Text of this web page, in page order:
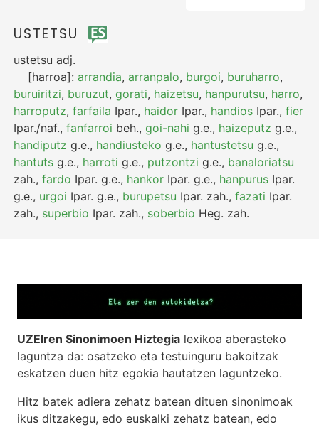
USTETSU
ustetsu adj.
[harroa]:arrandia,arranpalo, burgoi, buruharro,
buruiritzi, buruzut,gorati, haizetsu, hanpurutsu, harro,
harroputz,farfaila Ipar., haidor Ipar., handios Ipar.,fier
Ipar./naf.,fanfarroi beh.,goi-nahi g.e., haizeputz g.e.,
handiputz g.e., handiusteko g.e., hantustetsu g.e.,
hantuts g.e., harroti g.e., putzontzi g.e., banaloriatsu
zah.,fardo Ipar. g.e., hankor Ipar. g.e., hanpurus Ipar.
g.e., urgoi Ipar. g.e., burupetsu Ipar. zah.,fazati Ipar.
zah., superbio Ipar. zah., soberbio Heg. zah.
UZEIren Sinonimoen Hiztegia lexikoa aberasteko
laguntza da: osatzeko eta testuinguru bakoitzak
eskatzen duen hitz egokia hautatzen laguntzeko.
Hitz batek adiera zehatz batean dituen sinonimoak
ikus ditzakegu, edo euskalki zehatz batean, edo